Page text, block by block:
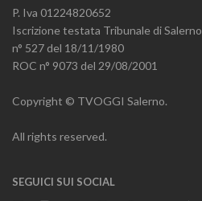
P. Iva 01224820652
Iscrizione testata Tribunale di Salerno
n° 527 del 18/11/1980
ROC n° 9073 del 29/08/2001
Copyright © TVOGGI Salerno.
All rights reserved.
SEGUICI SUI SOCIAL